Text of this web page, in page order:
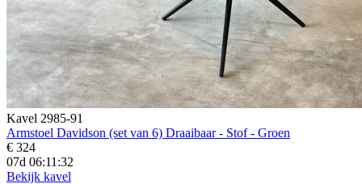
Kavel 2985-91
Armstoel Davidson (set van 6) Draaibaar - Stof - Groen
€ 324
07d 06:11:31
Bekijk kavel